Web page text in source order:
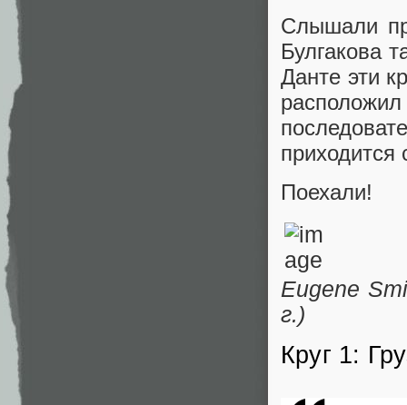
Слышали
Булгакова
Данте эти
приходится
Поехали!
Eugene
г.)
Круг 1: